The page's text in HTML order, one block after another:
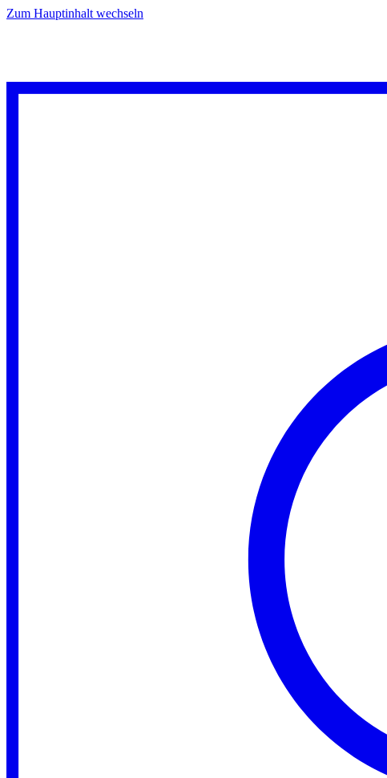
Zum Hauptinhalt wechseln